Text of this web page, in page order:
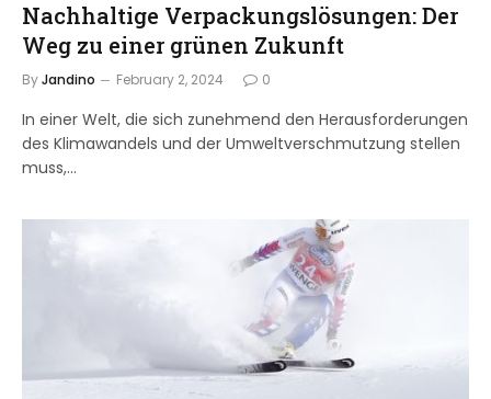
Nachhaltige Verpackungslösungen: Der
Weg zu einer grünen Zukunft
ByJandino February 2, 2024 0
In einer Welt, die sich zunehmend den Herausforderungen
des Klimawandels und der Umweltverschmutzung stellen
muss,…